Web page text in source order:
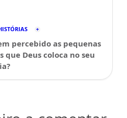
percebido as pequenas
que Deus coloca no seu